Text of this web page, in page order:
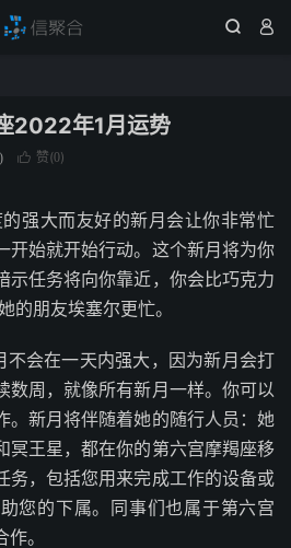
 
2022年1月运势
 赞(0)
的强大而友好的新月会让你非常忙
开始就开始行动。这个新月将为你
示任务将向你靠近，你会比巧克力
的朋友埃塞尔更忙。
不会在一天内强大，因为新月会打
数周，就像所有新月一样。你可以
。新月将伴随着她的随行人员：她
冥王星，都在你的第六宫摩羯座移
务，包括您用来完成工作的设备或
您的下属。同事们也属于第六宫
。